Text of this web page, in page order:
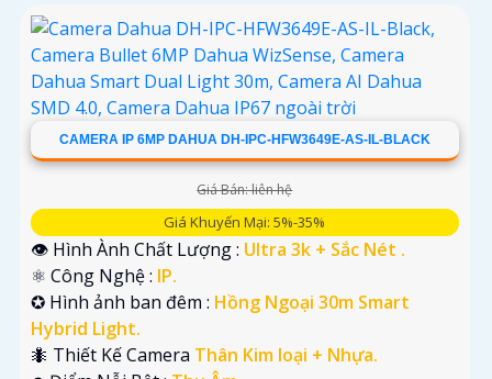
CAMERA IP 6MP DAHUA DH-IPC-HFW3649E-AS-IL-BLACK
Giá Bán: liên hệ
Giá Khuyến Mại: 5%-35%
👁 Hình Ành Chất Lượng : Ultra 3k + Sắc Nét .
⚛️ Công Nghệ : IP.
✪ Hình ảnh ban đêm : Hồng Ngoại 30m Smart
Hybrid Light.
🐜 Thiết Kế Camera Thân Kim loại + Nhựa.